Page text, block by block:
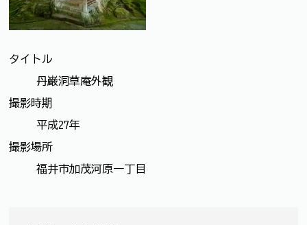
タイトル
丹巌洞草庵外観
撮影時期
平成27年
撮影場所
福井市加茂河原一丁目